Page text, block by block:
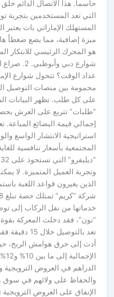
حاسماً. هذا الاتصال الدائم
التي تعد المستخدمين بتجربة
المستهلك الإماراتي بات
ميزة إضافية، مما يضع ضغطاً
هو المحرك الرئيسي للابتكار
شوارع دبي
عداد الوقت؟ تتحول شوارع
محمومة بين منصات التوصيل
إجمالي قيمة البضائع
استراتيجية الانتشار الواسع
المجتمعية بأسعار تنافسية
وتجربة العميل المتميزة. لا
الذين يغيرون قواعد اللعبة
خدماتها من نقل الركاب إلى
“نون”، فقد دخلت المعركة
تعد
أدت إلى حرق هوامش الربح،
الدراهم في العروض
والحفاظ على ولائهم في سوق